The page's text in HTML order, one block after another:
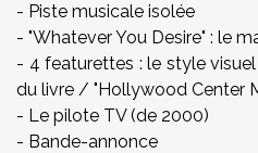
- Piste musicale isolée
- "Whatever You Desire" : le
- 4 featurettes : le style
du livre / "Hollywood Center
- Le pilote TV (de 2000)
- Bande-annonce